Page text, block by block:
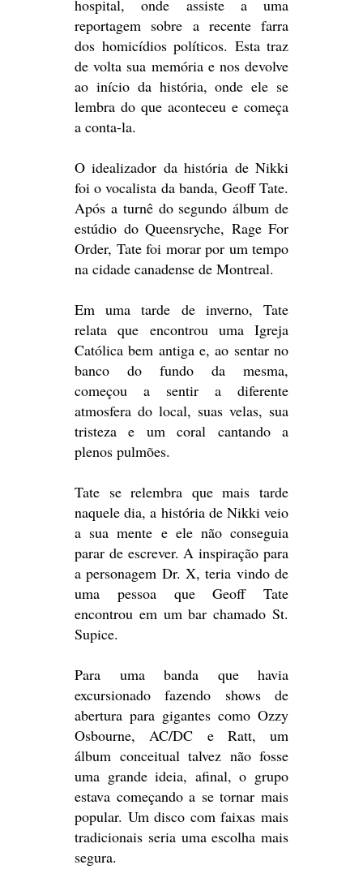
hospital, onde assiste a uma
reportagem sobre a recente farra
dos homicídios políticos. Esta traz
de volta sua memória e nos devolve
ao início da história, onde ele se
lembra do que aconteceu e começa
a conta-la.
O idealizador da história de Nikki
foi o vocalista da banda, Geoff Tate.
Após a turnê do segundo álbum de
estúdio do Queensryche, Rage For
Order, Tate foi morar por um tempo
na cidade canadense de Montreal.
Em uma tarde de inverno, Tate
relata que encontrou uma Igreja
Católica bem antiga e, ao sentar no
banco do fundo da mesma,
começou a sentir a diferente
atmosfera do local, suas velas, sua
tristeza e um coral cantando a
plenos pulmões.
Tate se relembra que mais tarde
naquele dia, a história de Nikki veio
a sua mente e ele não conseguia
parar de escrever. A inspiração para
a personagem Dr. X, teria vindo de
uma pessoa que Geoff Tate
encontrou em um bar chamado St.
Supice.
Para uma banda que havia
excursionado fazendo shows de
abertura para gigantes como Ozzy
Osbourne, AC/DC e Ratt, um
álbum conceitual talvez não fosse
uma grande ideia, afinal, o grupo
estava começando a se tornar mais
popular. Um disco com faixas mais
tradicionais seria uma escolha mais
segura.